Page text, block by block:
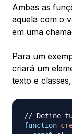
Ambas as
aquela com o
em uma
Para um
criará um
texto e
// Define
function